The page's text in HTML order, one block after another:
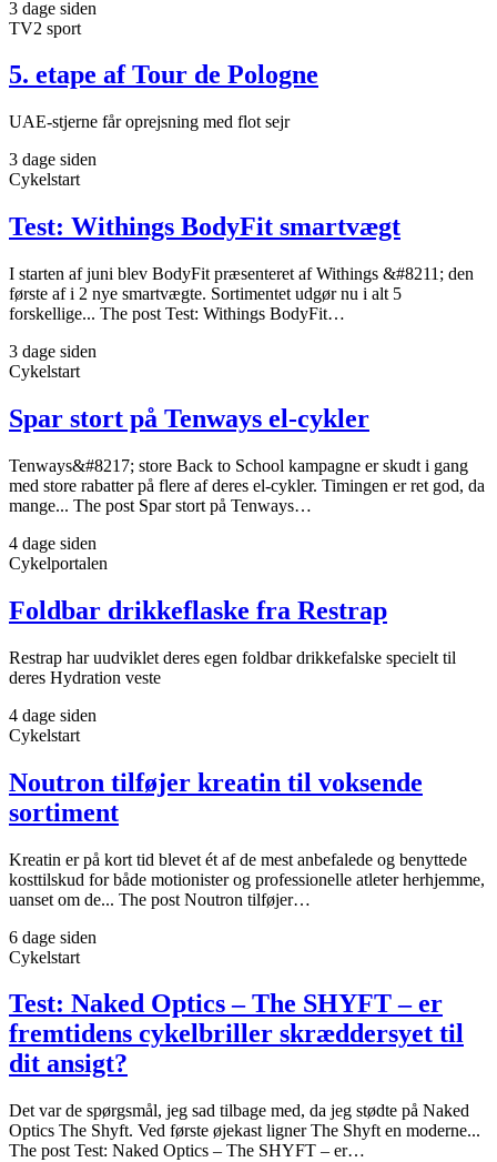
3 dage siden
TV2 sport
5. etape af Tour de Pologne
UAE-stjerne får oprejsning med flot sejr
3 dage siden
Cykelstart
Test: Withings BodyFit smartvægt
I starten af juni blev BodyFit præsenteret af Withings &#8211; den
første af i 2 nye smartvægte. Sortimentet udgør nu i alt 5
forskellige... The post Test: Withings BodyFit…
3 dage siden
Cykelstart
Spar stort på Tenways el-cykler
Tenways&#8217; store Back to School kampagne er skudt i gang
med store rabatter på flere af deres el-cykler. Timingen er ret god, da
mange... The post Spar stort på Tenways…
4 dage siden
Cykelportalen
Foldbar drikkeflaske fra Restrap
Restrap har uudviklet deres egen foldbar drikkefalske specielt til
deres Hydration veste
4 dage siden
Cykelstart
Noutron tilføjer kreatin til voksende
sortiment
Kreatin er på kort tid blevet ét af de mest anbefalede og benyttede
kosttilskud for både motionister og professionelle atleter herhjemme,
uanset om de... The post Noutron tilføjer…
6 dage siden
Cykelstart
Test: Naked Optics – The SHYFT – er
fremtidens cykelbriller skræddersyet til
dit ansigt?
Det var de spørgsmål, jeg sad tilbage med, da jeg stødte på Naked
Optics The Shyft. Ved første øjekast ligner The Shyft en moderne...
The post Test: Naked Optics – The SHYFT – er…